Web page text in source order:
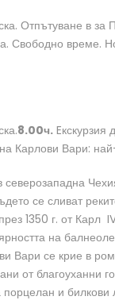
Отпътуване в за
Свободно време.
8.00ч. Eкскурзия
Карлови Вари:
северозападна
се сливат
1350 г. от Карл
на
Вари се крие в
от благоуханни
порцелан и билкови